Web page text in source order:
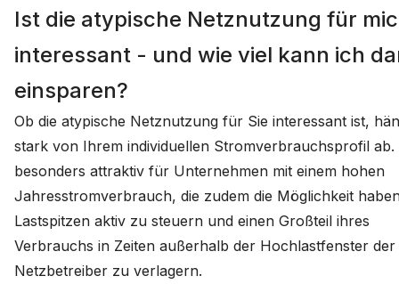
Ist die atypische Netznutzung für
interessant - und wie viel kann ich
einsparen?
Ob die atypische Netznutzung für Sie interessant ist,
stark von Ihrem individuellen Stromverbrauchsprofil ab.
besonders attraktiv für Unternehmen mit einem hohen
Jahresstromverbrauch, die zudem die Möglichkeit
Lastspitzen aktiv zu steuern und einen Großteil ihres
Verbrauchs in Zeiten außerhalb der Hochlastfenster der
Netzbetreiber zu verlagern.